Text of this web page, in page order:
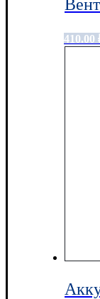
410.00